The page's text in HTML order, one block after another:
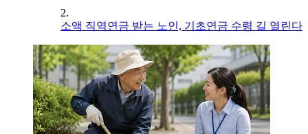
2.
소액 직역연금 받는 노인, 기초연금 수령 길 열린다